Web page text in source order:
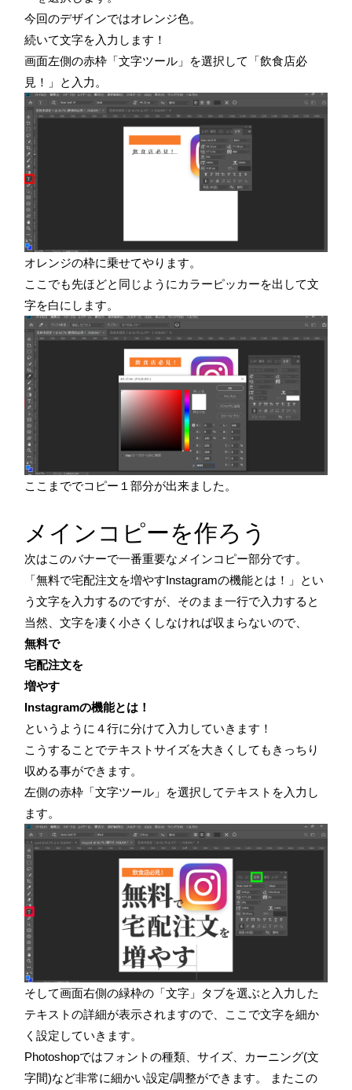
今回のデザインではオレンジ色。
続いて文字を入力します！
画面左側の赤枠「文字ツール」を選択して「飲食店必
見！」と入力。
オレンジの枠に乗せてやります。
ここでも先ほどと同じようにカラーピッカーを出して文
字を白にします。
ここまででコピー１部分が出来ました。
メインコピーを作ろう
次はこのバナーで一番重要なメインコピー部分です。
「無料で宅配注文を増やすInstagramの機能とは！」とい
う文字を入力するのですが、そのまま一行で入力すると
当然、文字を凄く小さくしなければ収まらないので、
無料で
宅配注文を
増やす
Instagramの機能とは！
というように４行に分けて入力していきます！
こうすることでテキストサイズを大きくしてもきっちり
収める事ができます。
左側の赤枠「文字ツール」を選択してテキストを入力し
ます。
そして画面右側の緑枠の「文字」タブを選ぶと入力した
テキストの詳細が表示されますので、ここで文字を細か
く設定していきます。
Photoshopではフォントの種類、サイズ、カーニング(文
字間)など非常に細かい設定/調整ができます。 またこの